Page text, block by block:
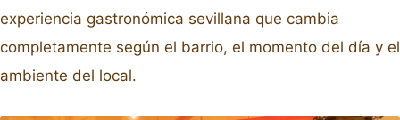
experiencia gastronómica sevillana que cambia
completamente según el barrio, el momento del día y el
ambiente del local.